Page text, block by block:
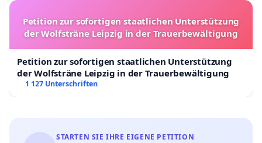
Petition zur sofortigen staatlichen Unterstützung
der Wolfsträne Leipzig in der Trauerbewältigung
Petition zur sofortigen staatlichen Unterstützung
der Wolfsträne Leipzig in der Trauerbewältigung
1 127 Unterschriften
STARTEN SIE IHRE EIGENE PETITION